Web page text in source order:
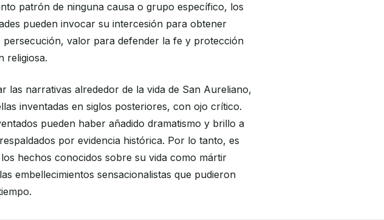
patrón de ninguna causa o grupo específico, los
pueden invocar su intercesión para obtener
persecución, valor para defender la fe y protección
religiosa.
las narrativas alrededor de la vida de San Aureliano,
inventadas en siglos posteriores, con ojo crítico.
pueden haber añadido dramatismo y brillo a
por evidencia histórica. Por lo tanto, es
hechos conocidos sobre su vida como mártir
embellecimientos sensacionalistas que pudieron